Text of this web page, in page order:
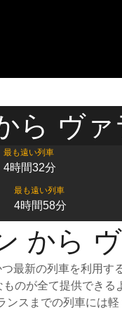
ら ヴ
最も遠い列車
4時間32分
最も遠い列車
4時間58分
から
最新の列車を利用
のが全て提供でき
スまでの列車には